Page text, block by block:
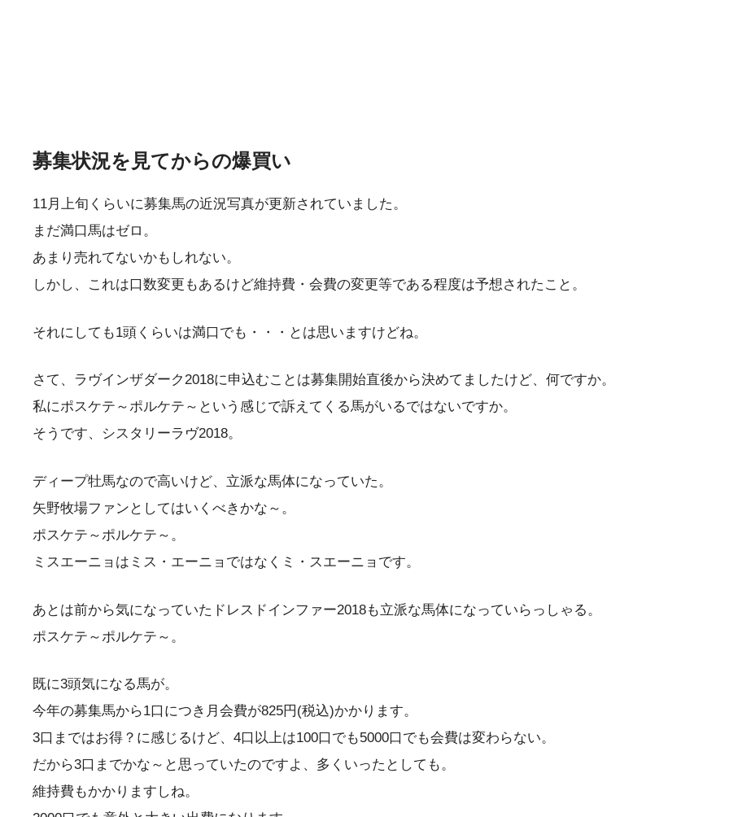
募集状況を見てからの爆買い
11月上旬くらいに募集馬の近況写真が更新されていました。
まだ満口馬はゼロ。
あまり売れてないかもしれない。
しかし、これは口数変更もあるけど維持費・会費の変更等である程度は予想されたこと。
それにしても1頭くらいは満口でも・・・とは思いますけどね。
さて、 ラヴインザダーク2018に申込むことは募集開始直後から決めてましたけど、何ですか。
私にポスケテ～ポルケテ～という感じで訴えてくる馬がいるではないですか。
そうです、
シスタリーラヴ2018。
ディープ牡馬なので高いけど、立派な馬体になっていた。
矢野牧場ファンとしてはいくべきかな～。
ポスケテ～ポルケテ～。
ミスエーニョはミス・エーニョではなくミ・スエーニョです。
あとは前から気になっていた ドレスドインファー2018も立派な馬体になっていらっしゃる。
ポスケテ～ポルケテ～。
既に3頭気になる馬が。
今年の募集馬から1口につき月会費が825円(税込)かかります。
3口まではお得？に感じるけど、4口以上は100口でも5000口でも会費は変わらない。
だから3口までかな～と思っていたのですよ、多くいったとしても。
維持費もかかりますしね。